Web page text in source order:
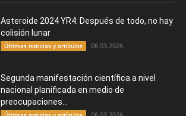
Asteroide 2024 YR4: Después de todo, no hay
colisión lunar
Últimas noticias y artículos 06.03.2026
Segunda manifestación científica a nivel
nacional planificada en medio de
preocupaciones...